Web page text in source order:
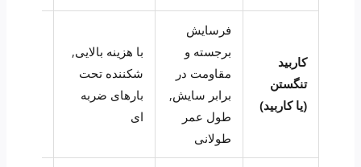
کاربید
تنگستن
(یا کاربید)
فرسایش
برجسته و
مقاومت در
برابر سایش,
طول عمر
طولانی
با هزینه بالایی,
شکننده تحت
بارهای ضربه
ای